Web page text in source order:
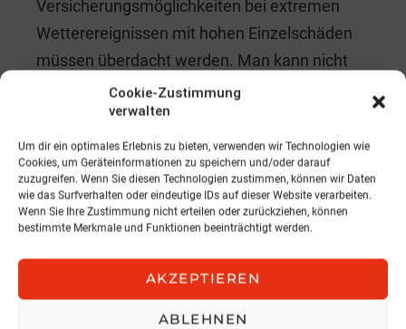
Cookie-Zustimmung
verwalten
Um dir ein optimales Erlebnis zu bieten, verwenden wir Technologien wie
Cookies, um Geräteinformationen zu speichern und/oder darauf
zuzugreifen. Wenn Sie diesen Technologien zustimmen, können wir Daten
wie das Surfverhalten oder eindeutige IDs auf dieser Website verarbeiten.
Wenn Sie Ihre Zustimmung nicht erteilen oder zurückziehen, können
bestimmte Merkmale und Funktionen beeinträchtigt werden.
AKZEPTIEREN
ABLEHNEN
Versicherungsmöglichkeiten bei extremen
Wetterereignissen mit hohen Einzelschäden
müssen überdacht werden. Man kann nicht
alles über den Preis abdecken, es muss das
Thema Selbstbehalt in den Vordergrund
treten. Denn nicht nur die Schadenserledigung
durch Professionisten wird viel teurer, sondern
beispielsweise auch die Ausstattung von
Gärten wird immer hochwertiger und damit
Gartenmöbel und Trampoline sind oft Opfer
eines Sturmes und die Beschaffung ist teuer.